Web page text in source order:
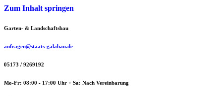
Zum Inhalt springen
Garten- & Landschaftsbau
anfragen@staats-galabau.de
05173 / 9269192
Mo-Fr: 08:00 - 17:00 Uhr + Sa: Nach Vereinbarung